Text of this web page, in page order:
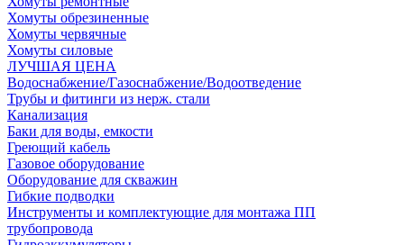
Хомуты обрезиненные
Хомуты червячные
Хомуты силовые
ЛУЧШАЯ ЦЕНА
Водоснабжение/Газоснабжение/Водоотведение
Трубы и фитинги из нерж. стали
Канализация
Баки для воды, емкости
Греющий кабель
Газовое оборудование
Оборудование для скважин
Гибкие подводки
Инструменты и комплектующие для монтажа ПП
трубопровода